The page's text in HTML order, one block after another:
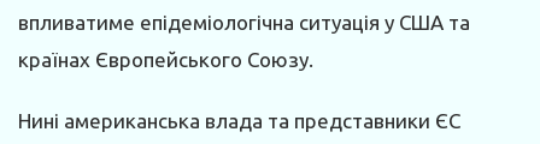
впливатиме епідеміологічна ситуація у США та
країнах Європейського Союзу.
Нині американська влада та представники ЄС